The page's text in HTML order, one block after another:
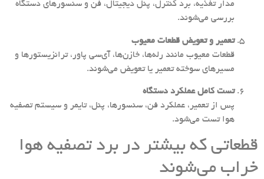
مدار تغذیه، برد کنترل، پنل دیجیتال، فن و سنسورهای دستگاه
بررسی می‌شوند.
تعمیر و تعویض قطعات معیوب
قطعات معیوب مانند رله‌ها، خازن‌ها، آی‌سی پاور، ترانزیستورها و
مسیرهای سوخته تعمیر یا تعویض می‌شوند.
تست کامل عملکرد دستگاه
پس از تعمیر، عملکرد فن، سنسورها، پنل، تایمر و سیستم تصفیه
هوا تست می‌شود.
قطعاتی که بیشتر در برد تصفیه هوا
خراب می‌شوند